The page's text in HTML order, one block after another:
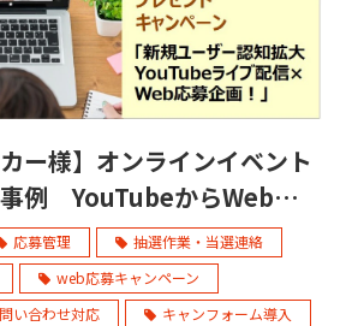
カー様】オンラインイベント
例 YouTubeからWeb応募
応募管理
抽選作業・当選連絡
web応募キャンペーン
問い合わせ対応 キャンフォーム導入